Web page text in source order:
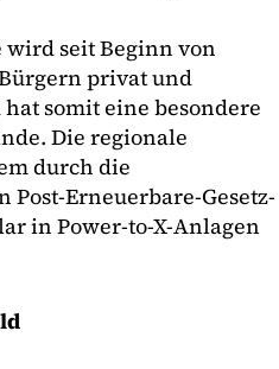
seit Beginn von
privat und
somit eine besondere
Die regionale
durch die
Erneuerbare-Gesetz-
in Power-to-X-Anlagen